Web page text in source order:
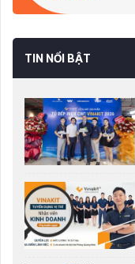
TIN NỔI BẬT